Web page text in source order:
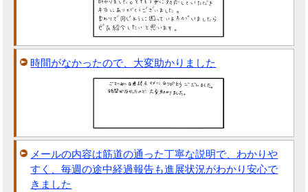
時間がなかったので、大変助かりました
メールの内容は筋道の通った丁寧な説明で、わかりや
すく、毎週の途中経過報告も進展状況がわかり安心で
きました